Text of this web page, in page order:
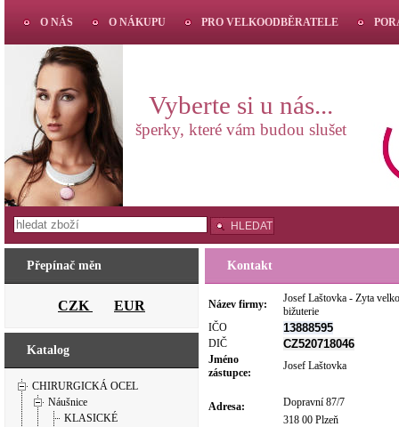
Přepínač měn
CZK EUR
Katalog
CHIRURGICKÁ OCEL
Náušnice
KLASICKÉ
Kontakt
Název firmy:
Josef Laštovka - Zyta
bižuterie
IČO
13888595
DIČ CZ520718046
Jméno
zástupce:
Josef Laštovka
Adresa:
Dopravní 87/7
318 00 Plzeň
O NÁS O NÁKUPU PRO VELKOODBĚRATELE
Vyberte si u nás...
šperky, které vám budou slušet
HLEDAT